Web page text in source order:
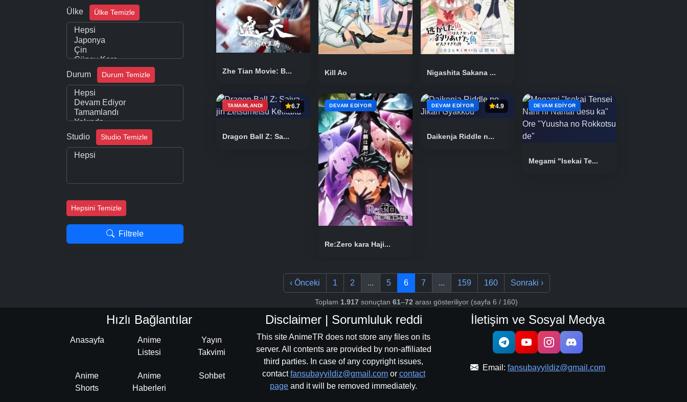
Ülke Ülke Temizle
Durum Durum Temizle
Studio Studio Temizle
Hepsini Temizle
Filtrele
Zhe Tian Movie: B... Kill Ao Nigashita Sakana ...
TAMAMLANDI 6.7
Dragon Ball Z: Sa...
DEVAM EDIYOR
Re:Zero kara Haji...
DEVAM EDIYOR 4.9
Daikenja Riddle n...
DEVAM EDIYOR
Megami "Isekai Te...
‹ Önceki 1 2 ... 5 6 7 ... 159 160 Sonraki ›
Toplam 1.917 sonuçtan 61–72 arası gösteriliyor (sayfa 6 / 160)
Hızlı Bağlantılar
Anasayfa
Anime
Listesi
Yayın
Takvimi
Anime
Shorts
Anime
Haberleri
Sohbet
Disclaimer | Sorumluluk reddi
This site AnimeTR does not store any files on its
server. All contents are provided by non-affiliated
third parties. In case of any copyright issues,
contactfansubayyildiz@gmail.comor contact
page and it will be removed immediately.
İletişim ve Sosyal Medya
Email: fansubayyildiz@gmail.com